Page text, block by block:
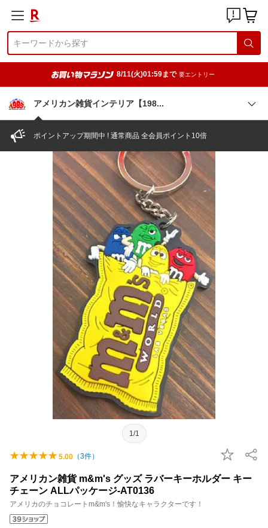
8/11(火)01:59まで 要エントリー
アメリカン雑貨インテリア【198
ポイントアップ期間中 ! 通常商品 全会員ポイント10倍
1/1
5.00 （3件）
アメリカン雑貨 m&m's グッズ ラバーキーホルダー キー
チェーン ALLパッケージ-AT0136
アメリカのチョコレートm&m's！愉快なキャラクターです！